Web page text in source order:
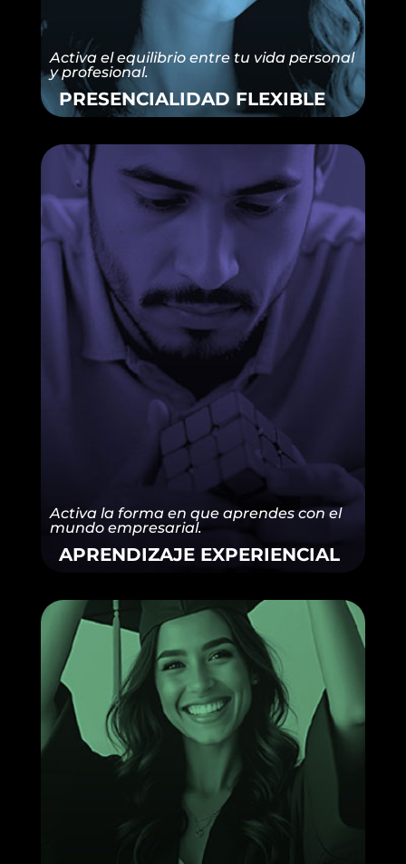
Activa el equilibrio entre tu vida personal
y profesional.
PRESENCIALIDAD FLEXIBLE
Activa la forma en que aprendes con el
mundo empresarial.
APRENDIZAJE EXPERIENCIAL